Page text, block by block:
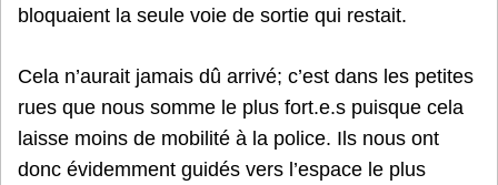
bloquaient la seule voie de sortie qui restait.
Cela n’aurait jamais dû arrivé; c’est dans les petites
rues que nous somme le plus fort.e.s puisque cela
laisse moins de mobilité à la police. Ils nous ont
donc évidemment guidés vers l’espace le plus